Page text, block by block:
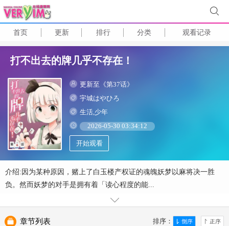
首页 更新 排行 分类 观看记录
打不出去的牌几乎不存在！
更新至《第37话》
宇城はやひろ
生活,少年
2026-05-30 03:34:12
开始观看
介绍:因为某种原因，赌上了白玉楼产权证的魂魄妖梦以麻将决一胜
负。然而妖梦的对手是拥有着「读心程度的能...
排序：
章节列表